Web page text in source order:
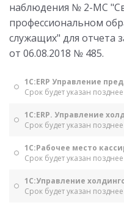
наблюдения № 2-МС
профессиональном
служащих" для отчета
от 06.08.2018 № 485.
1С:ERP Управление
Срок будет указан позднее
1С:ERP. Управление
Срок будет указан позднее
1С:Рабочее место
Срок будет указан позднее
1С:Управление
Срок будет указан позднее